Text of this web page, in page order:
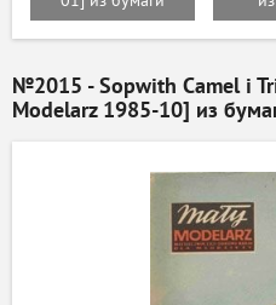
№2015 - Sopwith Camel i
Modelarz 1985-10] из